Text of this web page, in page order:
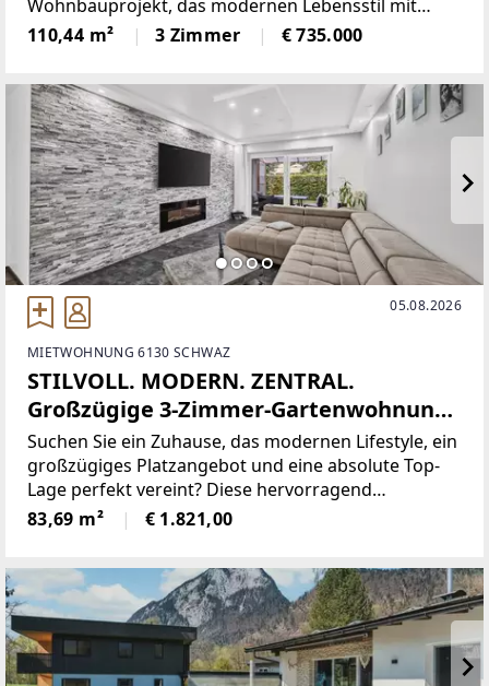
Wohnbauprojekt, das modernen Lebensstil mit
alpiner Wohnqualität verbindet. In sonniger Lage
entstehen 5 architektonisch harmonisch
110,44 m² 3 Zimmer € 735.000
05.08.2026
MIETWOHNUNG 6130 SCHWAZ
STILVOLL. MODERN. ZENTRAL.
Großzügige 3-Zimmer-Gartenwohnung
in Schwaz zu mieten
Suchen Sie ein Zuhause, das modernen Lifestyle, ein
großzügiges Platzangebot und eine absolute Top-
Lage perfekt vereint? Diese hervorragend
aufgeteilte Erdgeschosswohnung in der
charmanten Silberstadt Schwaz überzeugt mit einer
83,69 m² € 1.821,00